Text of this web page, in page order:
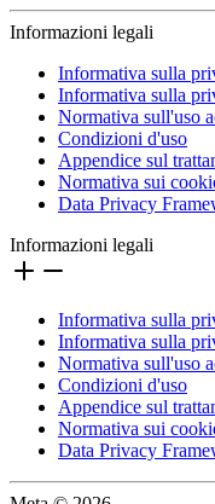
Informazioni legali
Informativa sulla
Informativa sulla
Normativa sull'uso
Condizioni d'uso
Appendice sul
Normativa sui
Data Privacy
Informazioni legali
Informativa sulla
Informativa sulla
Normativa sull'uso
Condizioni d'uso
Appendice sul
Normativa sui
Data Privacy